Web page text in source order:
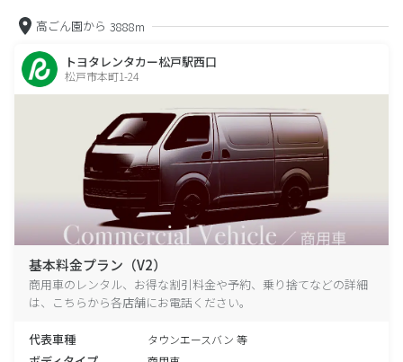
高ごん園から 3888m
トヨタレンタカー松戸駅西口
松戸市本町1-24
基本料金プラン（V2）
商用車のレンタル、お得な割引料金や予約、乗り捨てなどの詳細
は、こちらから各店舗にお電話ください。
代表車種 タウンエースバン 等